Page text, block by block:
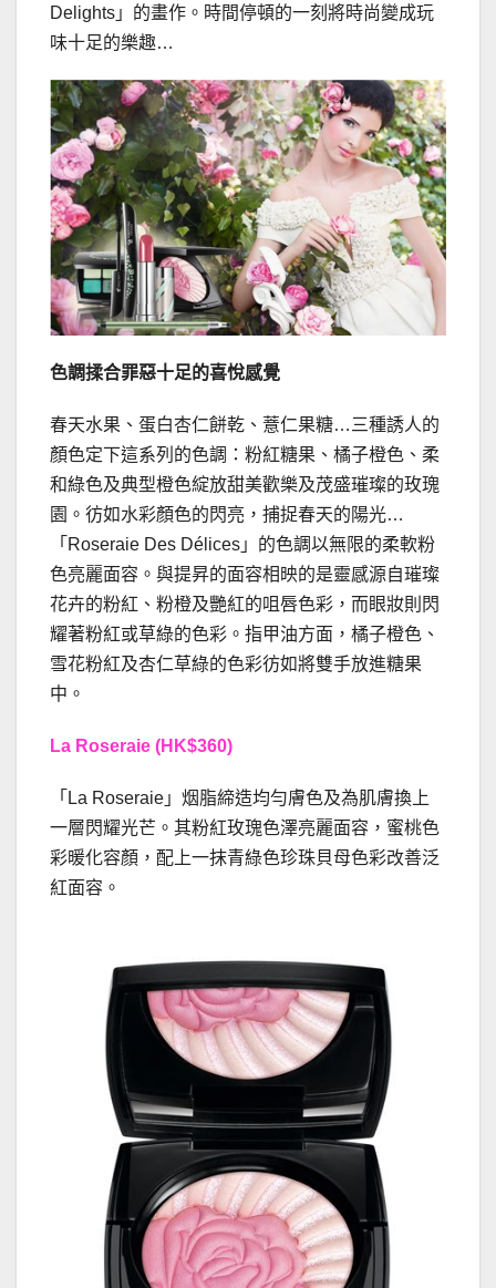
Delights」的畫作。時間停頓的一刻將時尚變成玩
味十足的樂趣…
色調揉合罪惡十足的喜悅感覺
春天水果、蛋白杏仁餅乾、薏仁果糖…三種誘人的
顏色定下這系列的色調：粉紅糖果、橘子橙色、柔
和綠色及典型橙色綻放甜美歡樂及茂盛璀璨的玫瑰
園。彷如水彩顏色的閃亮，捕捉春天的陽光…
「Roseraie Des Délices」的色調以無限的柔軟粉
色亮麗面容。與提昇的面容相映的是靈感源自璀璨
花卉的粉紅、粉橙及艷紅的咀唇色彩，而眼妝則閃
耀著粉紅或草綠的色彩。指甲油方面，橘子橙色、
雪花粉紅及杏仁草綠的色彩彷如將雙手放進糖果
中。
La Roseraie (HK$360)
「La Roseraie」烟脂締造均勻膚色及為肌膚換上
一層閃耀光芒。其粉紅玫瑰色澤亮麗面容，蜜桃色
彩暖化容顏，配上一抹青綠色珍珠貝母色彩改善泛
紅面容。